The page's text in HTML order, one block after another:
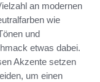
an modernen
wie
und
etwas dabei.
Akzente setzen
um einen